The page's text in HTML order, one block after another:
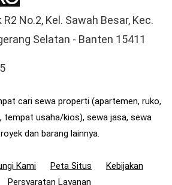
No.2, Kel. Sawah Besar, Kec.
Selatan - Banten 15411
cari sewa properti (apartemen, ruko,
tempat usaha/kios), sewa jasa, sewa
dan barang lainnya.
Kami Peta Situs
Kebijakan
Persyaratan Layanan